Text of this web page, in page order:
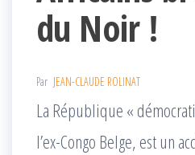
du Noir !
Par JEAN-CLAUDE ROLINAT
La République «
l’ex-Congo Belge, est un